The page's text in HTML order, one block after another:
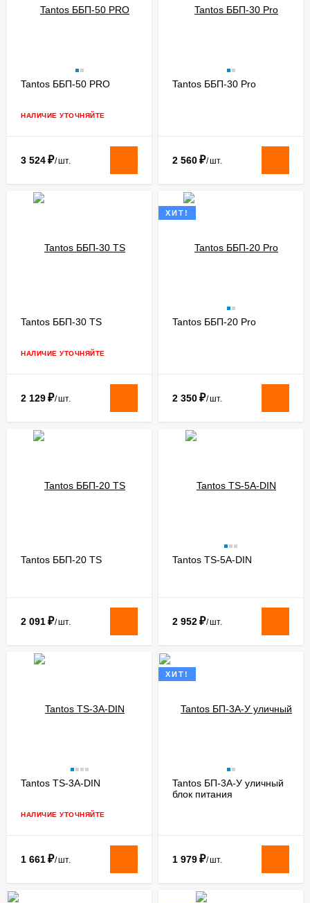
Tantos ББП-50 PRO
НАЛИЧИЕ УТОЧНЯЙТЕ
3 524₽/шт.
Tantos ББП-30 Pro
2 560₽/шт.
Tantos ББП-30 TS
НАЛИЧИЕ УТОЧНЯЙТЕ
2 129₽/шт.
ХИТ!
Tantos ББП-20 Pro
2 350₽/шт.
Tantos ББП-20 TS
2 091₽/шт.
Tantos TS-5A-DIN
2 952₽/шт.
Tantos TS-3A-DIN
НАЛИЧИЕ УТОЧНЯЙТЕ
1 661₽/шт.
ХИТ!
Tantos БП-3А-У уличный
блок питания
1 979₽/шт.